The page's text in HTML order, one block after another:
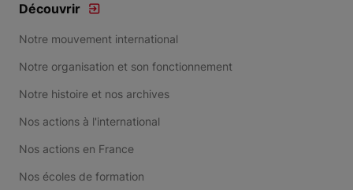
Découvrir
Notre mouvement international
Notre organisation et son fonctionnement
Notre histoire et nos archives
Nos actions à l'international
Nos actions en France
Nos écoles de formation